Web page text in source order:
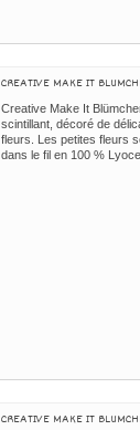
CREATIVE MAKE IT
Creative Make It
scintillant, décoré de
fleurs. Les petites fleurs
dans le fil en 100 %
CREATIVE MAKE IT